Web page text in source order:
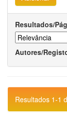
Resultados/
Autores/
Resultados 1-1